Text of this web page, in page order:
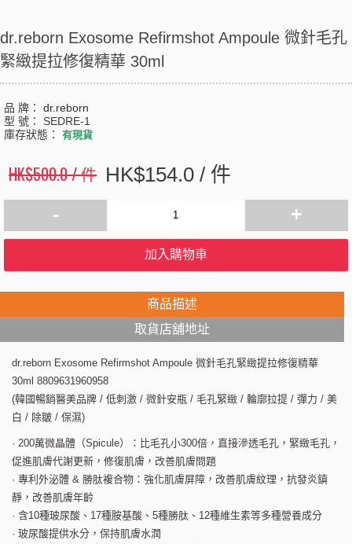
dr.reborn Exosome Refirmshot Ampoule 微針毛孔
緊緻提拉修復精華 30ml
品 牌： dr.reborn
型 號： SEDRE-1
庫存狀態： 有現貨
HK$500.0 / 件 HK$154.0 / 件
- +
加入購物車
商品描述
取貨店舖地址
dr.reborn Exosome Refirmshot Ampoule 微針毛孔緊緻提拉修復精華
30ml 8809631960958
(韓國暢銷醫美品牌 / 低刺激 / 微針安瓶 / 毛孔緊緻 / 輪廓拉提 / 彈力 / 美
白 / 除皺 / 保濕)
· 200萬微晶體（Spicule）：比毛孔小300倍，直接滲透毛孔，緊緻毛孔，
促進肌膚代謝更新，修復肌膚，改善肌膚問題
· 專利外泌體 & 勝肽複合物：強化肌膚屏障，改善肌膚紋理，抗發炎鎮
靜，改善肌膚年齡
· 含10種玻尿酸、17種胺基酸、5種勝肽、12種維生素等多種營養成分
· 玻尿酸提供水分，保持肌膚水潤